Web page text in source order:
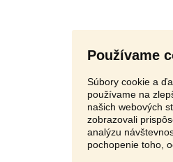
Používame
Súbory cookie a
používame na
našich webových
zobrazovali
analýzu
pochopenie toho,